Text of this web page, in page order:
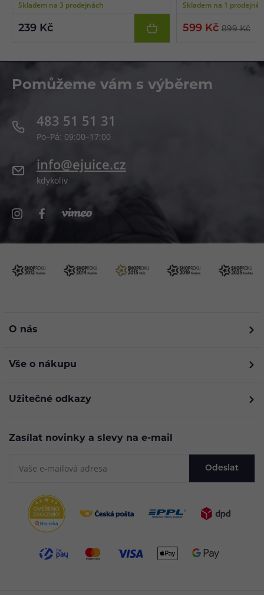
Skladem na 3 prodejnách
239 Kč
Skladem na 1 prodejně
599 Kč899 Kč
Pomůžeme vám s výběrem
483 51 51 31
Po–Pá: 09:00–17:00
info@ejuice.cz
kdykoliv
O nás
Vše o nákupu
Užitečné odkazy
Zasílat novinky a slevy na e-mail
Odeslat